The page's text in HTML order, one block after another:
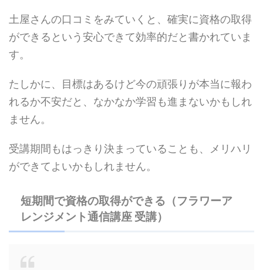
土屋さんの口コミをみていくと、確実に資格の取得
ができるという安心できて効率的だと書かれていま
す。
たしかに、目標はあるけど今の頑張りが本当に報わ
れるか不安だと、なかなか学習も進まないかもしれ
ません。
受講期間もはっきり決まっていることも、メリハリ
ができてよいかもしれません。
短期間で資格の取得ができる（フラワーア
レンジメント通信講座 受講）